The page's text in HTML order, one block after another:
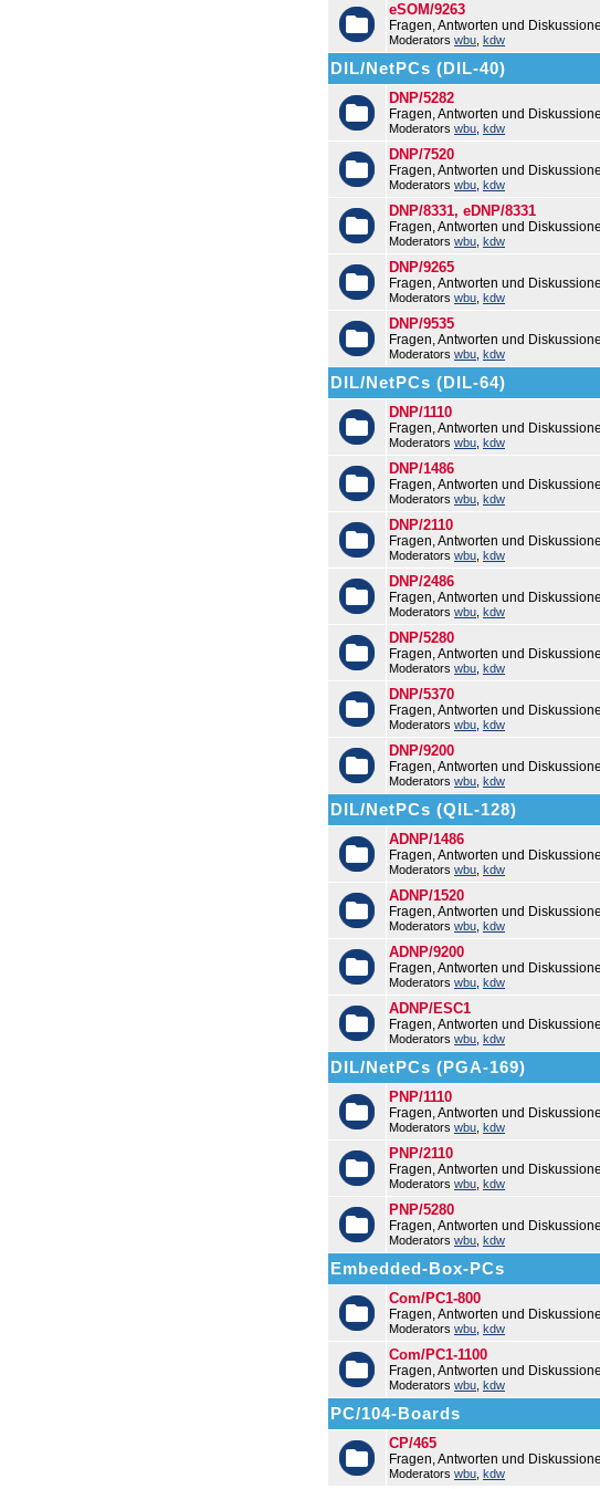
eSOM/9263
Fragen, Antworten und
Moderators wbu kdw
DIL/NetPCs (DIL-40)
DNP/5282
Fragen, Antworten und
Moderators wbu kdw
DNP/7520
Fragen, Antworten und
Moderators wbu kdw
DNP/8331, eDNP/8331
Fragen, Antworten und
Moderators wbu kdw
DNP/9265
Fragen, Antworten und
Moderators wbu kdw
DNP/9535
Fragen, Antworten und
Moderators wbu kdw
DIL/NetPCs (DIL-64)
DNP/1110
Fragen, Antworten und
Moderators wbu kdw
DNP/1486
Fragen, Antworten und
Moderators wbu kdw
DNP/2110
Fragen, Antworten und
Moderators wbu kdw
DNP/2486
Fragen, Antworten und
Moderators wbu kdw
DNP/5280
Fragen, Antworten und
Moderators wbu kdw
DNP/5370
Fragen, Antworten und
Moderators wbu kdw
DNP/9200
Fragen, Antworten und
Moderators wbu kdw
DIL/NetPCs (QIL-128)
ADNP/1486
Fragen, Antworten und
Moderators wbu kdw
ADNP/1520
Fragen, Antworten und
Moderators wbu kdw
ADNP/9200
Fragen, Antworten und
Moderators wbu kdw
ADNP/ESC1
Fragen, Antworten und
Moderators wbu kdw
DIL/NetPCs (PGA-169)
PNP/1110
Fragen, Antworten und
Moderators wbu kdw
PNP/2110
Fragen, Antworten und
Moderators wbu kdw
PNP/5280
Fragen, Antworten und
Moderators wbu kdw
Embedded-Box-PCs
Com/PC1-800
Fragen, Antworten und
Moderators wbu kdw
Com/PC1-1100
Fragen, Antworten und
Moderators wbu kdw
PC/104-Boards
CP/465
Fragen, Antworten und
Moderators wbu kdw